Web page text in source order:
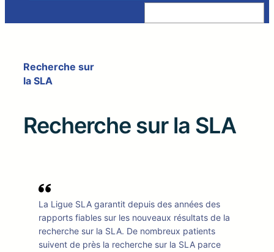
Z
e
Recherche sur
la SLA
Recherche sur la SLA
La Ligue SLA garantit depuis des années des
rapports fiables sur les nouveaux résultats de la
recherche sur la SLA. De nombreux patients
suivent de près la recherche sur la SLA parce